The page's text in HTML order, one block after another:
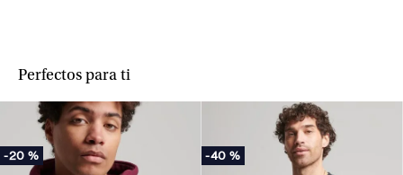
Perfectos para ti
-20 % -40 %